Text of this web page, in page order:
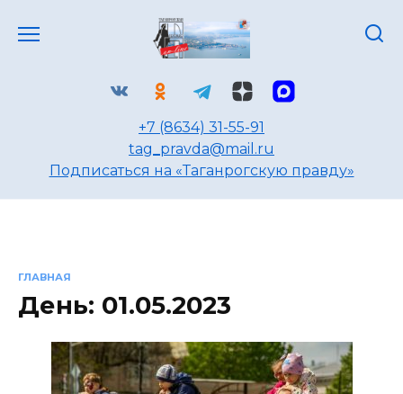
+7 (8634) 31-55-91
tag_pravda@mail.ru
Подписаться на «Таганрогскую правду»
ГЛАВНАЯ
День: 01.05.2023